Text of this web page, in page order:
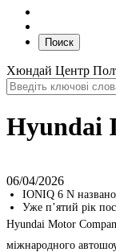
Поиск
Хюндай Центр
Hyundai
06/04/2026
IONIQ 6 N
Уже п’ятий рік
Hyundai Motor
міжнародного